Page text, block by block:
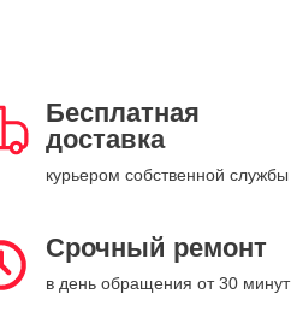
Бесплатная
доставка
курьером собственной службы
Срочный ремонт
в день обращения от 30 минут